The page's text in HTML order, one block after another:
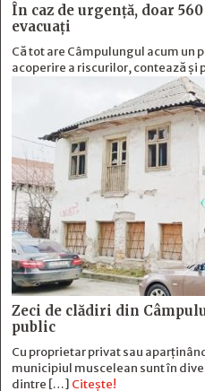
În caz de urgență, doar
evacuați
Că tot are Câmpulungul acum un
acoperire a riscurilor, contează și
Zeci de clădiri din
public
Cu proprietar privat sau
municipiul muscelean sunt în
dintre […] Citește!